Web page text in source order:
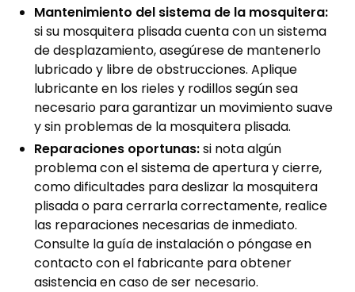
Mantenimiento del sistema de la mosquitera:
si su mosquitera plisada cuenta con un sistema
de desplazamiento, asegúrese de mantenerlo
lubricado y libre de obstrucciones. Aplique
lubricante en los rieles y rodillos según sea
necesario para garantizar un movimiento suave
y sin problemas de la mosquitera plisada.
Reparaciones oportunas:si nota algún
problema con el sistema de apertura y cierre,
como dificultades para deslizar la mosquitera
plisada o para cerrarla correctamente, realice
las reparaciones necesarias de inmediato.
Consulte la guía de instalación o póngase en
contacto con el fabricante para obtener
asistencia en caso de ser necesario.